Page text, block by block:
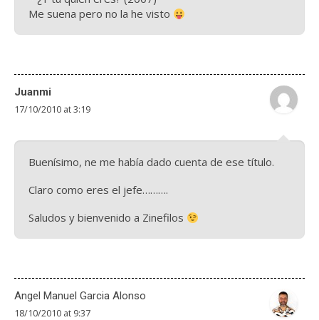
Me suena pero no la he visto
Juanmi
17/10/2010 at 3:19
Buenísimo, ne me había dado cuenta de ese título.
Claro como eres el jefe……….
Saludos y bienvenido a Zinefilos
Angel Manuel Garcia Alonso
18/10/2010 at 9:37